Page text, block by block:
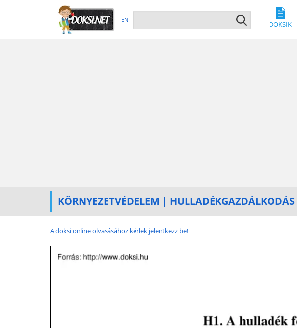
EN
DOKSIK
KÖRNYEZETVÉDELEM | HULLADÉKGAZDÁLKODÁS
A doksi online olvasásához kérlek jelentkezz be!